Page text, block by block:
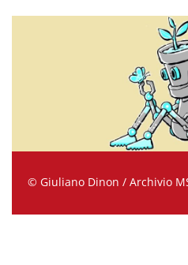
© Giuliano Dinon / Archivio